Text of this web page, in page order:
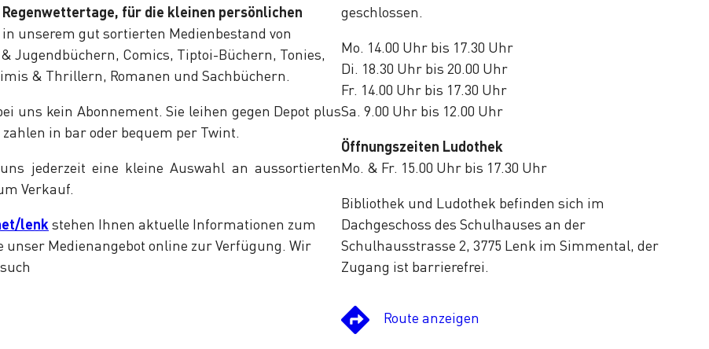
für die kleinen persönlichen
in unserem gut sortierten Medienbestand von
Jugendbüchern, Comics, Tiptoi-Büchern, Tonies,
& Thrillern, Romanen und Sachbüchern.
uns kein Abonnement. Sie leihen gegen Depot plus
in bar oder bequem per Twint.
jederzeit eine kleine Auswahl an aussortierten
Verkauf.
lenk stehen Ihnen aktuelle Informationen zum
unser Medienangebot online zur Verfügung. Wir
geschlossen.
Mo. 14.00 Uhr bis 17.30 Uhr
Di. 18.30 Uhr bis 20.00 Uhr
Fr. 14.00 Uhr bis 17.30 Uhr
Sa. 9.00 Uhr bis 12.00 Uhr
Öffnungszeiten Ludothek
Mo. & Fr. 15.00 Uhr bis 17.30 Uhr
Bibliothek und Ludothek befinden sich im
Dachgeschoss des Schulhauses an der
Schulhausstrasse 2, 3775 Lenk im Simmental, der
Zugang ist barrierefrei.
Route anzeigen